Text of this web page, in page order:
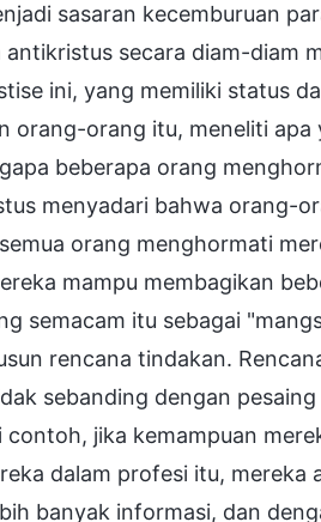
sasaran kecemburuan
antikristus secara diam-diam
ini, yang memiliki status
orang-orang itu, meneliti
beberapa orang
menyadari bahwa orang-
orang menghormati
mampu membagikan
semacam itu sebagai
rencana tindakan.
sebanding dengan
contoh, jika kemampuan
dalam profesi itu,
banyak informasi, dan